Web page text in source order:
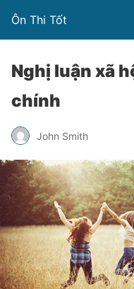
Ôn Thi Tốt
Nghị luận xã
chính
John Smith